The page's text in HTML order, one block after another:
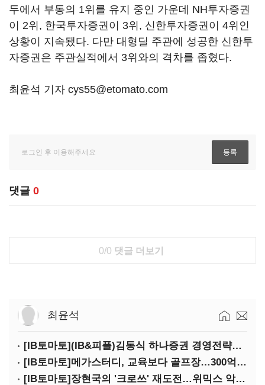
두에서 부동의 1위를 유지 중인 가운데 NH투자증권
이 2위, 한국투자증권이 3위, 신한투자증권이 4위인
상황이 지속됐다. 다만 대형딜 주관에 성공한 신한투
자증권은 주관실적에서 3위와의 격차를 좁혔다.
최윤석 기자 cys55@etomato.com
댓글 0
0/0 댓글 더보기
최윤석
[IB토마토](IB&피플)김동식 하나증권 경영전략본부장
[IB토마토]메가스터디, 교육보다 골프장…300억 대여 뒤 보증 리스크
[IB토마토]장현국의 '크로쓰' 재도전…위믹스 악몽 지울 수 있나